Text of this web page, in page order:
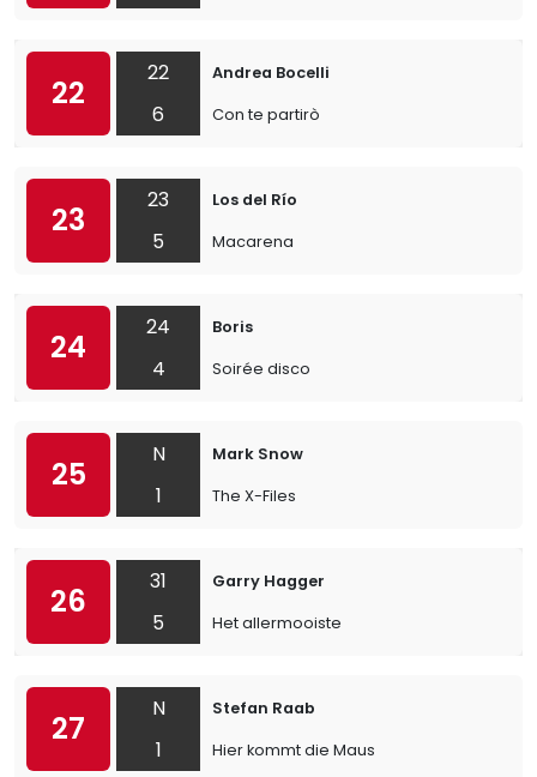
22
22
6
Andrea Bocelli
Con te partirò
23
23
5
Los del Río
Macarena
24
24
4
Boris
Soirée disco
25
N
1
Mark Snow
The X-Files
26
31
5
Garry Hagger
Het allermooiste
27
N
1
Stefan Raab
Hier kommt die Maus